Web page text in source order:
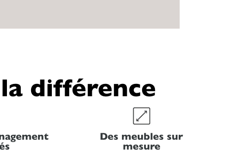
différence
Des meubles sur
mesure